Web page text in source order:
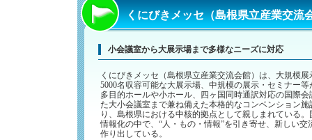
くにびきメッセ（島根県立産業交流
小会議室から大展示場まで多様なニーズに対応
くにびきメッセ（島根県立産業交流会館）は、大規模展
5000名収容可能な大展示場、中規模の展示・セミナー等
多目的ホールや小ホール、四ヶ国同時通訳対応の国際会
た大小会議室まで兼ね備えた本格的なコンベンション施
り、島根県における中核的拠点として親しまれている。
情報化の中で、“人・もの・情報”を引き寄せ、新しい交
作り出している。